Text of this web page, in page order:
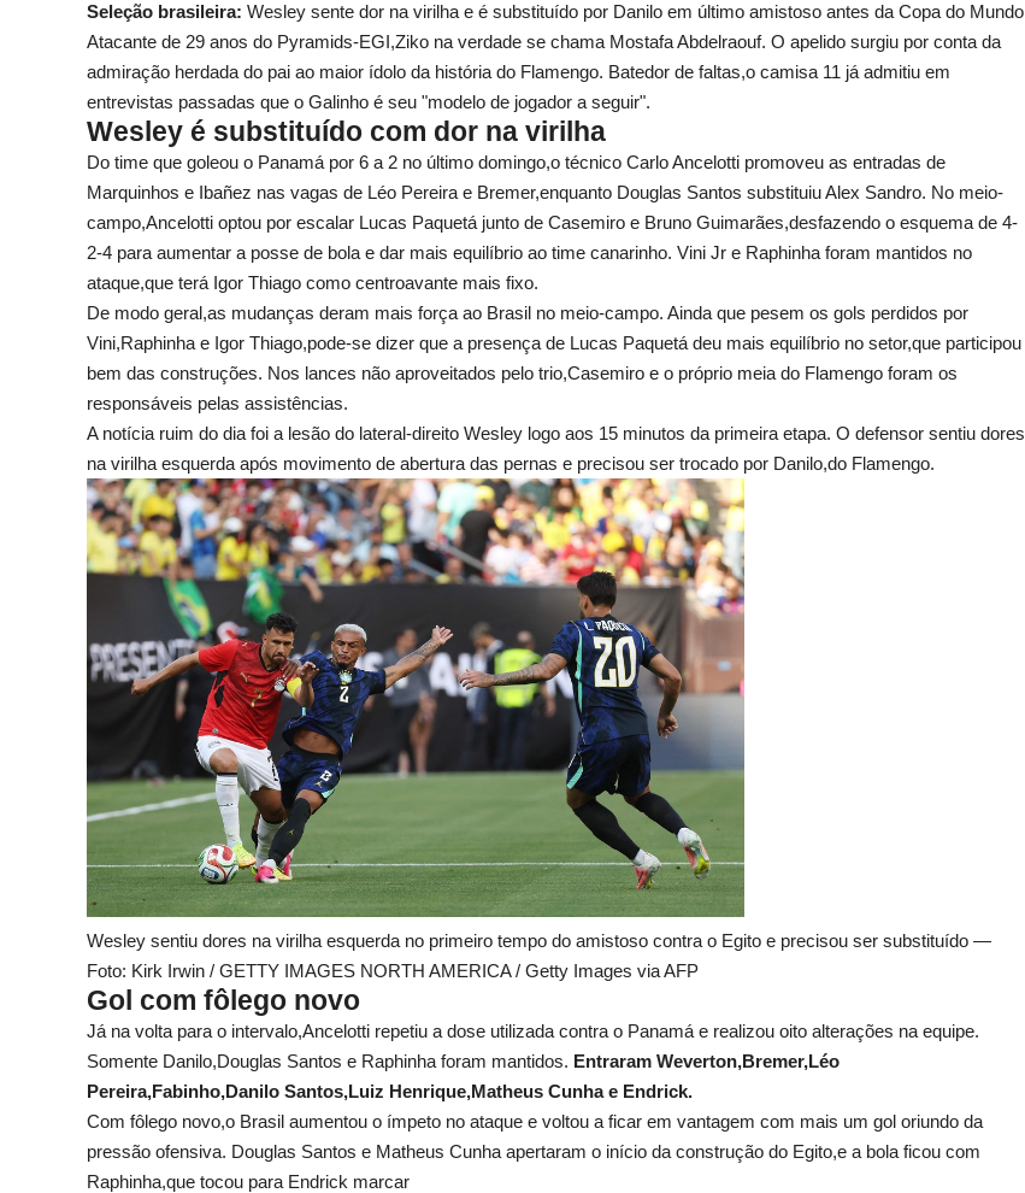
Seleção brasileira: Wesley sente dor na virilha e é substituído por Danilo em último amistoso antes da Copa do Mundo
Atacante de 29 anos do Pyramids-EGI,Ziko na verdade se chama Mostafa Abdelraouf. O apelido surgiu por conta da
admiração herdada do pai ao maior ídolo da história do Flamengo. Batedor de faltas,o camisa 11 já admitiu em
entrevistas passadas que o Galinho é seu "modelo de jogador a seguir".
Wesley é substituído com dor na virilha
Do time que goleou o Panamá por 6 a 2 no último domingo,o técnico Carlo Ancelotti promoveu as entradas de
Marquinhos e Ibañez nas vagas de Léo Pereira e Bremer,enquanto Douglas Santos substituiu Alex Sandro. No meio-
campo,Ancelotti optou por escalar Lucas Paquetá junto de Casemiro e Bruno Guimarães,desfazendo o esquema de 4-
2-4 para aumentar a posse de bola e dar mais equilíbrio ao time canarinho. Vini Jr e Raphinha foram mantidos no
ataque,que terá Igor Thiago como centroavante mais fixo.
De modo geral,as mudanças deram mais força ao Brasil no meio-campo. Ainda que pesem os gols perdidos por
Vini,Raphinha e Igor Thiago,pode-se dizer que a presença de Lucas Paquetá deu mais equilíbrio no setor,que participou
bem das construções. Nos lances não aproveitados pelo trio,Casemiro e o próprio meia do Flamengo foram os
responsáveis pelas assistências.
A notícia ruim do dia foi a lesão do lateral-direito Wesley logo aos 15 minutos da primeira etapa. O defensor sentiu dores
na virilha esquerda após movimento de abertura das pernas e precisou ser trocado por Danilo,do Flamengo.
Wesley sentiu dores na virilha esquerda no primeiro tempo do amistoso contra o Egito e precisou ser substituído —
Foto: Kirk Irwin / GETTY IMAGES NORTH AMERICA / Getty Images via AFP
Gol com fôlego novo
Já na volta para o intervalo,Ancelotti repetiu a dose utilizada contra o Panamá e realizou oito alterações na equipe.
Somente Danilo,Douglas Santos e Raphinha foram mantidos. Entraram Weverton,Bremer,Léo
Pereira,Fabinho,Danilo Santos,Luiz Henrique,Matheus Cunha e Endrick.
Com fôlego novo,o Brasil aumentou o ímpeto no ataque e voltou a ficar em vantagem com mais um gol oriundo da
pressão ofensiva. Douglas Santos e Matheus Cunha apertaram o início da construção do Egito,e a bola ficou com
Raphinha,que tocou para Endrick marcar